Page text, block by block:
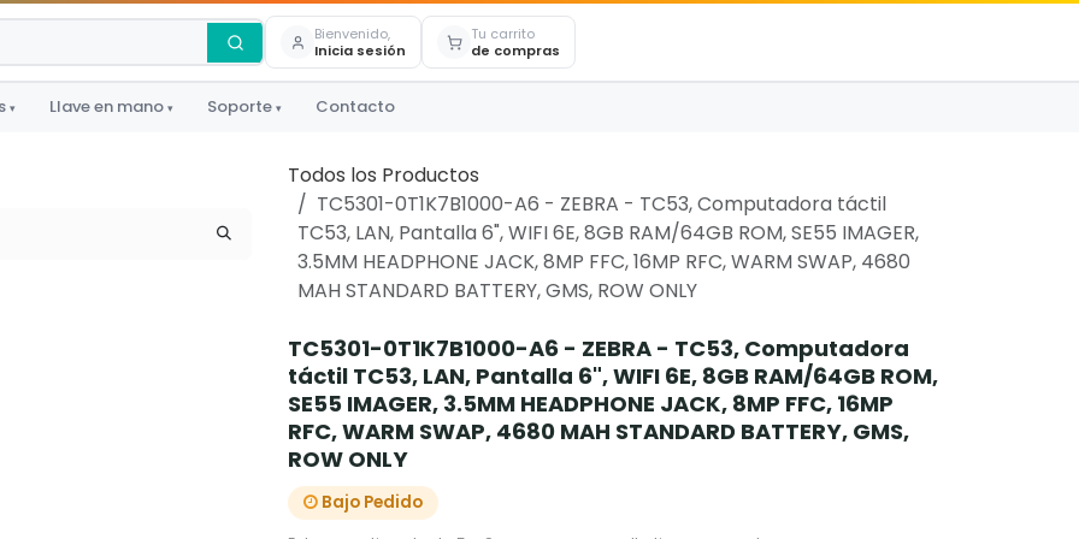
Bienvenido,
Inicia sesión
Tu carrito
de compras
▾ Llave en mano ▾ Soporte ▾ Contacto
Todos los Productos
TC5301-0T1K7B1000-A6 - ZEBRA - TC53, Computadora táctil
TC53, LAN, Pantalla 6", WIFI 6E, 8GB RAM/64GB ROM, SE55 IMAGER,
3.5MM HEADPHONE JACK, 8MP FFC, 16MP RFC, WARM SWAP, 4680
MAH STANDARD BATTERY, GMS, ROW ONLY
TC5301-0T1K7B1000-A6 - ZEBRA - TC53, Computadora
táctil TC53, LAN, Pantalla 6", WIFI 6E, 8GB RAM/64GB ROM,
SE55 IMAGER, 3.5MM HEADPHONE JACK, 8MP FFC, 16MP
RFC, WARM SWAP, 4680 MAH STANDARD BATTERY, GMS,
ROW ONLY
Bajo Pedido